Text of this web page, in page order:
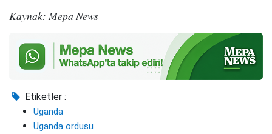
Kaynak: Mepa News
Etiketler :
Uganda
Uganda ordusu